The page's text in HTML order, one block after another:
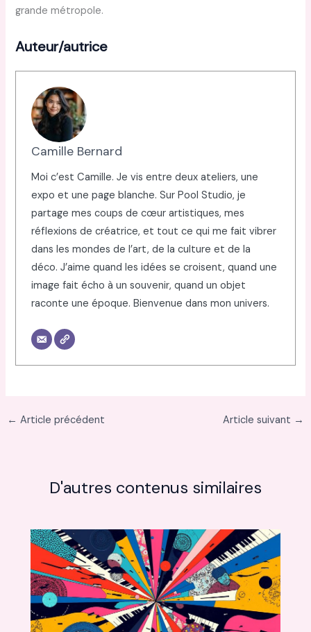
grande métropole.
Auteur/autrice
Camille Bernard
Moi c’est Camille. Je vis entre deux ateliers, une
expo et une page blanche. Sur Pool Studio, je
partage mes coups de cœur artistiques, mes
réflexions de créatrice, et tout ce qui me fait vibrer
dans les mondes de l’art, de la culture et de la
déco. J’aime quand les idées se croisent, quand une
image fait écho à un souvenir, quand un objet
raconte une époque. Bienvenue dans mon univers.
← Article précédent Article suivant →
D'autres contenus similaires